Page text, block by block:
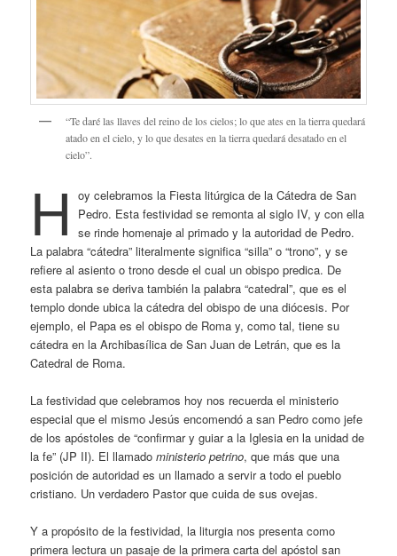
“Te daré las llaves del reino de los cielos; lo que ates en la tierra quedará
atado en el cielo, y lo que desates en la tierra quedará desatado en el
cielo”.
H
oy celebramos la Fiesta litúrgica de la Cátedra de San
Pedro. Esta festividad se remonta al siglo IV, y con ella
se rinde homenaje al primado y la autoridad de Pedro.
La palabra “cátedra” literalmente significa “silla” o “trono”, y se
refiere al asiento o trono desde el cual un obispo predica. De
esta palabra se deriva también la palabra “catedral”, que es el
templo donde ubica la cátedra del obispo de una diócesis. Por
ejemplo, el Papa es el obispo de Roma y, como tal, tiene su
cátedra en la Archibasílica de San Juan de Letrán, que es la
Catedral de Roma.
La festividad que celebramos hoy nos recuerda el ministerio
especial que el mismo Jesús encomendó a san Pedro como jefe
de los apóstoles de “confirmar y guiar a la Iglesia en la unidad de
la fe” (JP II). El llamadoministerio petrino, que más que una
posición de autoridad es un llamado a servir a todo el pueblo
cristiano. Un verdadero Pastor que cuida de sus ovejas.
Y a propósito de la festividad, la liturgia nos presenta como
primera lectura un pasaje de la primera carta del apóstol san